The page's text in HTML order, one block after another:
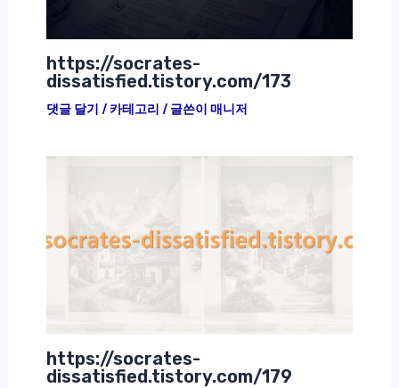
https://socrates-
dissatisfied.tistory.com/173
댓글 달기 / 카테고리 / 글쓴이 매니저
https://socrates-
dissatisfied.tistory.com/179